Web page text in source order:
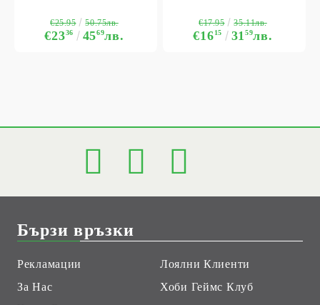
€2336 4569лв.
€25.95 50.75лв.
€1615 3159лв.
€17.95 35.11лв.
Бързи връзки
Рекламации
За Нас
Лоялни Клиенти
Хоби Геймс Клуб